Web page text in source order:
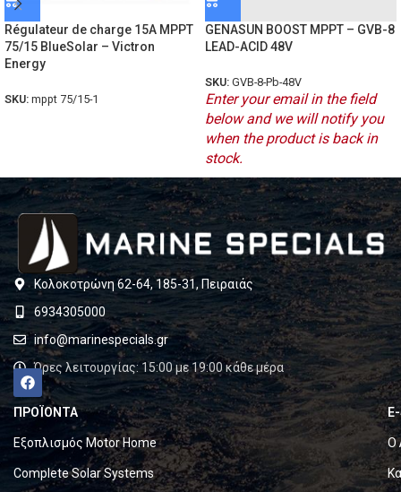
Régulateur de charge 15A MPPT
75/15 BlueSolar – Victron
Energy
SKU: mppt 75/15-1
GENASUN BOOST MPPT – GVB-8
LEAD-ACID 48V
SKU: GVB-8-Pb-48V
Enter your email in the field
below and we will notify you
when the product is back in
stock.
Κολοκοτρώνη 62-64, 185-31, Πειραιάς
6934305000
info@marinespecials.gr
Ώρες λειτουργίας: 15:00 με 19:00 κάθε μέρα
ΠΡΟΪΟΝΤΑ
Εξοπλισμός Motor Home
Complete Solar Systems
Ο